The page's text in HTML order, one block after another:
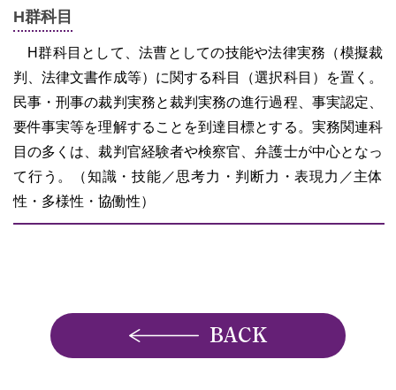
H群科目
H群科目として、法曹としての技能や法律実務（模擬裁
判、法律文書作成等）に関する科目（選択科目）を置く。
民事・刑事の裁判実務と裁判実務の進行過程、事実認定、
要件事実等を理解することを到達目標とする。実務関連科
目の多くは、裁判官経験者や検察官、弁護士が中心となっ
て行う。（知識・技能／思考力・判断力・表現力／主体
性・多様性・協働性）
BACK